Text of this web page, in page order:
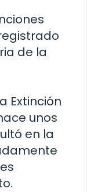
de la
Extinción
unos
en la